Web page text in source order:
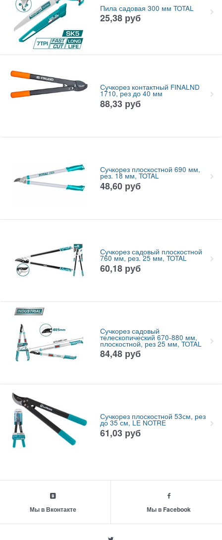
Пила садовая 300 мм TOTAL
25,38 руб
Сучкорез контактный FINALND
1710, рез до 40 мм
88,33 руб
Сучкорез плоскостной 690 мм,
рез. 18 мм, TOTAL
48,60 руб
Сучкорез садовый плоскостной
760 мм, рез. 25 мм, TOTAL
60,18 руб
Сучкорез садовый
телескопический 670-880 мм,
плоскостной, рез 25 мм, TOTAL
84,48 руб
Сучкорез плоскостной 53см, рез
до 35 см, LE NOTRE
61,03 руб
Мы в Вконтакте Мы в Facebook